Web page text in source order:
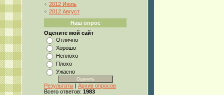
2012 Июль
2012 Август
Наш опрос
Оцените мой сайт
Отлично
Хорошо
Неплохо
Плохо
Ужасно
Результаты | Архив опросов
Всего ответов: 1983